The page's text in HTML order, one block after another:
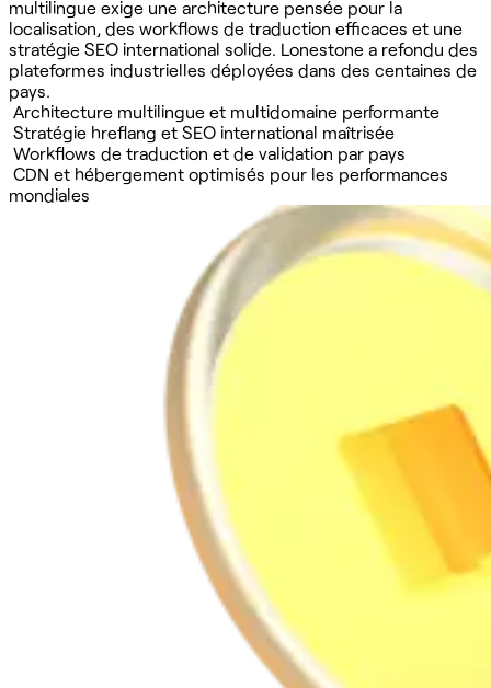
multilingue exige une architecture pensée pour la
localisation, des workflows de traduction efficaces et une
stratégie SEO international solide. Lonestone a refondu des
plateformes industrielles déployées dans des centaines de
pays.
Architecture multilingue et multidomaine performante
Stratégie hreflang et SEO international maîtrisée
Workflows de traduction et de validation par pays
CDN et hébergement optimisés pour les performances
mondiales